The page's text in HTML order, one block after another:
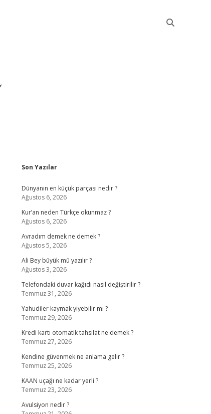
Sidebar
Son Yazılar
Dünyanın en küçük parçası nedir ?
Ağustos 6, 2026
Kur’an neden Türkçe okunmaz ?
Ağustos 6, 2026
Avradım demek ne demek ?
Ağustos 5, 2026
Ali Bey büyük mü yazılır ?
Ağustos 3, 2026
Telefondaki duvar kağıdı nasıl değiştirilir ?
Temmuz 31, 2026
Yahudiler kaymak yiyebilir mi ?
Temmuz 29, 2026
Kredi kartı otomatik tahsilat ne demek ?
Temmuz 27, 2026
Kendine güvenmek ne anlama gelir ?
Temmuz 25, 2026
KAAN uçağı ne kadar yerli ?
Temmuz 23, 2026
Avulsiyon nedir ?